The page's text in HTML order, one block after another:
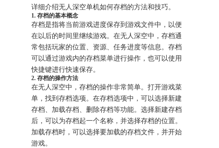
详细介绍无人深空单机如何存档的方法和技巧。
1. 存档的基本概念
存档是指将当前游戏进度保存到游戏文件中，以便
在以后的时间里继续游戏。在无人深空中，存档通
常包括玩家的位置、资源、任务进度等信息。存档
可以通过游戏内的存档菜单进行操作，也可以使用
快捷键进行快速保存。
2. 存档的操作方法
在无人深空中，存档的操作非常简单。打开游戏菜
单，找到存档选项。在存档选项中，可以选择新建
存档、加载存档、删除存档等功能。选择新建存档
后，可以为存档起一个名称，并选择存档的位置。
加载存档时，可以选择要加载的存档文件，并开始
游戏。